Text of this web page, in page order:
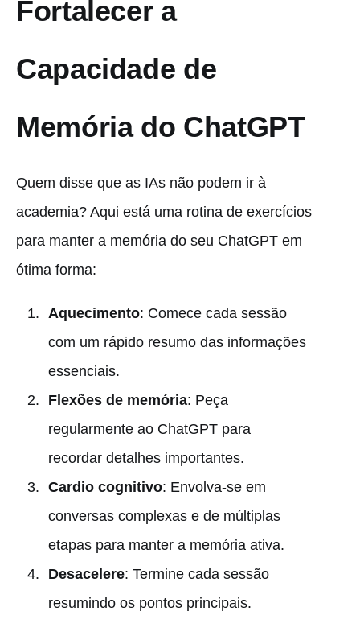
Fortalecer a
Capacidade de
Memória do ChatGPT
Quem disse que as IAs não podem ir à
academia? Aqui está uma rotina de exercícios
para manter a memória do seu ChatGPT em
ótima forma:
Aquecimento: Comece cada sessão
com um rápido resumo das informações
essenciais.
Flexões de memória: Peça
regularmente ao ChatGPT para
recordar detalhes importantes.
Cardio cognitivo: Envolva-se em
conversas complexas e de múltiplas
etapas para manter a memória ativa.
Desacelere: Termine cada sessão
resumindo os pontos principais.